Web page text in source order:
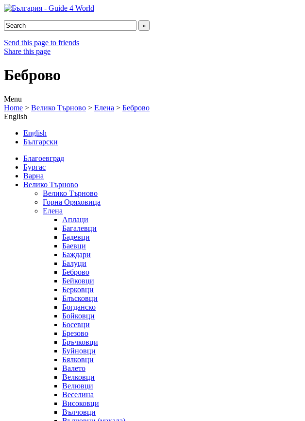
Send this page to friends
Share this page
Беброво
Menu
Home > Велико Търново > Елена > Беброво
English
English
Български
Благоевград
Бургас
Варна
Велико Търново
Велико Търново
Горна Оряховица
Елена
Аплаци
Багалевци
Бадевци
Баевци
Баждари
Балуци
Беброво
Бейковци
Берковци
Блъсковци
Богданско
Бойковци
Босевци
Брезово
Бръчковци
Буйновци
Бялковци
Валето
Велковци
Велювци
Веселина
Високовци
Вълчовци